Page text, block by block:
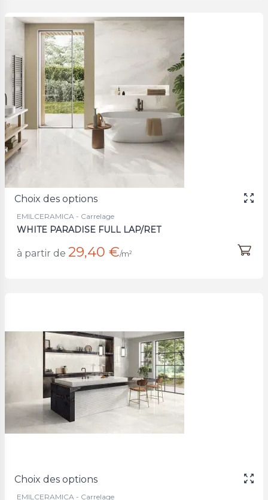
Choix des options
EMILCERAMICA - Carrelage
WHITE PARADISE FULL LAP/RET
à partir de 29,40 €/m²
Choix des options
EMILCERAMICA - Carrelage